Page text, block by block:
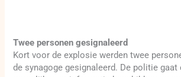
Twee personen gesignaleerd
Kort voor de explosie werden twee
de synagoge gesignaleerd. De politie gaat